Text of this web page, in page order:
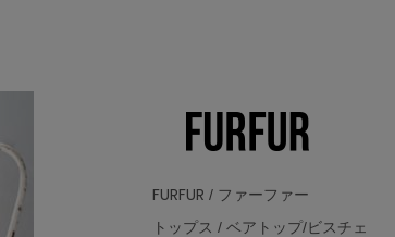
FURFUR / ファーファー
トップス / ベアトップ/ビスチェ